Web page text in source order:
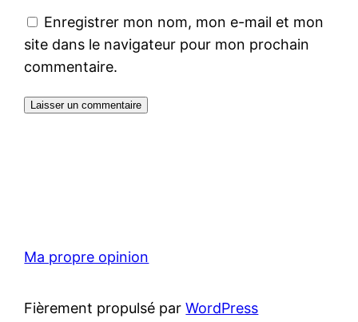
Enregistrer mon nom, mon e-mail et mon
site dans le navigateur pour mon prochain
commentaire.
Ma propre opinion
Fièrement propulsé parWordPress